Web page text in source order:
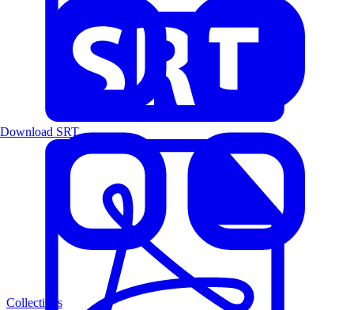
Collections
Download SRT